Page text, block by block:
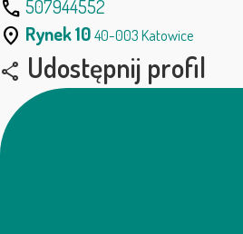
call 507944552
location_on Rynek 1040-003 Katowice
share Udostępnij profil